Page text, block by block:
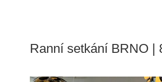
Ranní setkání BRNO |